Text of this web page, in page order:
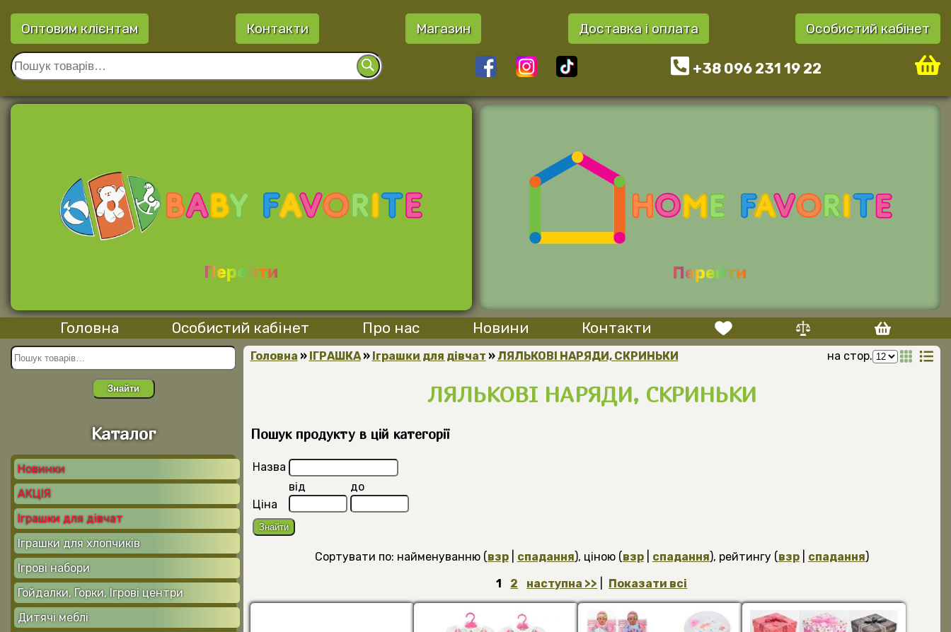
Оптовим клієнтам Контакти Магазин Доставка і оплата Особистий кабінет
+38 096 231 19 22
Перейти Перейти
Головна Особистий кабінет Про нас Новини Контакти
Знайти
Каталог
Новинки
АКЦІЯ
Іграшки для дівчат
ІГРОВІ СТОЛИКИ,
ТРЮМО
ВІЗОЧКИ, ЛІЖЕЧКА,
МАНЕЖІ
Іграшки для хлопчиків
АРБАЛЕТИ, ЛУКИ,
РОГАТКИ, МЕЧІ, ШАБЛІ
ІГРАШКОВИЙ
ТРАНСПОРТ
Машинки на ручному
керуванніІГРОВІ НАБОРИ ДЛЯ
ХЛОПЧИКІВ
Ігрові набори
ЛІЗУНИ, СТРИБУНЦІ,
СВІТЛЯШКИ,
АНТИСТРЕС
Гойдалки, Горки, Ігрові центри
Дитячі меблі
на стор.
Головна » ІГРАШКА» Іграшки для дівчат » ЛЯЛЬКОВІ НАРЯДИ, СКРИНЬКИ
ЛЯЛЬКОВІ НАРЯДИ, СКРИНЬКИ
Пошук продукту в цій категорії
Назва
Ціна
від до
Сортувати по: найменуванню (взр| спадання), ціною (взр| спадання), рейтингу (взр| спадання)
1
2 наступна >> Показати всі